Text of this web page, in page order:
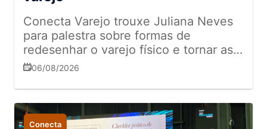
Conecta Varejo trouxe Juliana Neves
para palestra sobre formas de
redesenhar o varejo físico e tornar as
experiências mais memoráveis
06/08/2026
Conecta